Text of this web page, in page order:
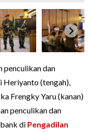
penculikan dan
Heriyanto (tengah),
Frengky Yaru (kanan)
penculikan dan
di Pengadilan